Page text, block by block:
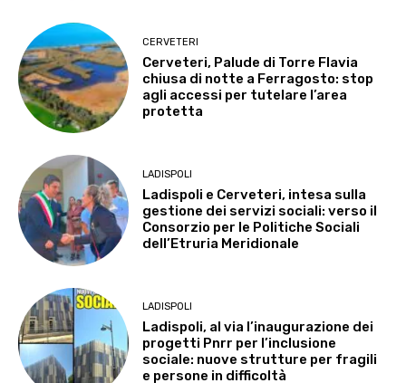
CERVETERI
Cerveteri, Palude di Torre Flavia
chiusa di notte a Ferragosto: stop
agli accessi per tutelare l’area
protetta
LADISPOLI
Ladispoli e Cerveteri, intesa sulla
gestione dei servizi sociali: verso il
Consorzio per le Politiche Sociali
dell’Etruria Meridionale
LADISPOLI
Ladispoli, al via l’inaugurazione dei
progetti Pnrr per l’inclusione
sociale: nuove strutture per fragili
e persone in difficoltà